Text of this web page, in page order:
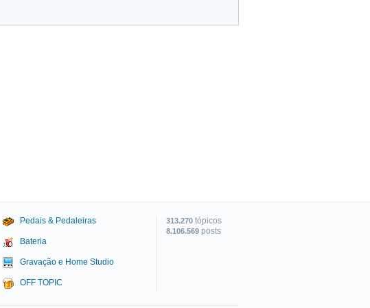
Pedais & Pedaleiras
Bateria
Gravação e Home Studio
OFF TOPIC
313.270 tópicos
8.106.569 posts